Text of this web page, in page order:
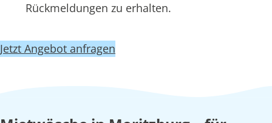
Rückmeldungen zu erhalten.
Jetzt Angebot anfragen